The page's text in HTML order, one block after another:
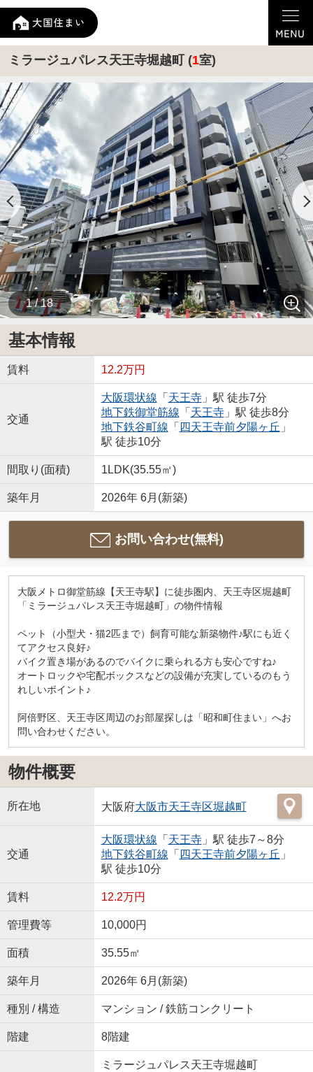
ミラージュパレス天王寺堀越町 (1室)
1 / 18
基本情報
賃料 12.2万円
交通
大阪環状線 「 天王寺」駅 徒歩7分
地下鉄御堂筋線 「 天王寺」駅 徒歩8分
地下鉄谷町線 「 四天王寺前夕陽ヶ丘 」
駅 徒歩10分
間取り(面積) 1LDK(35.55㎡)
築年月 2026年 6月(新築)
お問い合わせ(無料)
大阪メトロ御堂筋線【天王寺駅】に徒歩圏内、天王寺区堀越町
「ミラージュパレス天王寺堀越町」の物件情報
ペット（小型犬・猫2匹まで）飼育可能な新築物件♪駅にも近く
てアクセス良好♪
バイク置き場があるのでバイクに乗られる方も安心ですね♪
オートロックや宅配ボックスなどの設備が充実しているのもう
れしいポイント♪
阿倍野区、天王寺区周辺のお部屋探しは「昭和町住まい」へお
問い合わせください。
物件概要
所在地 大阪府大阪市天王寺区堀越町
交通
大阪環状線 「 天王寺」駅 徒歩7～8分
地下鉄谷町線 「 四天王寺前夕陽ヶ丘 」
駅 徒歩10分
賃料 12.2万円
管理費等 10,000円
面積 35.55㎡
築年月 2026年 6月(新築)
種別 / 構造 マンション / 鉄筋コンクリート
階建 8階建
ミラージュパレス天王寺堀越町